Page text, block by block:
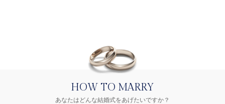
HOW TO MARRY
あなたはどんな結婚式をあげたいですか？